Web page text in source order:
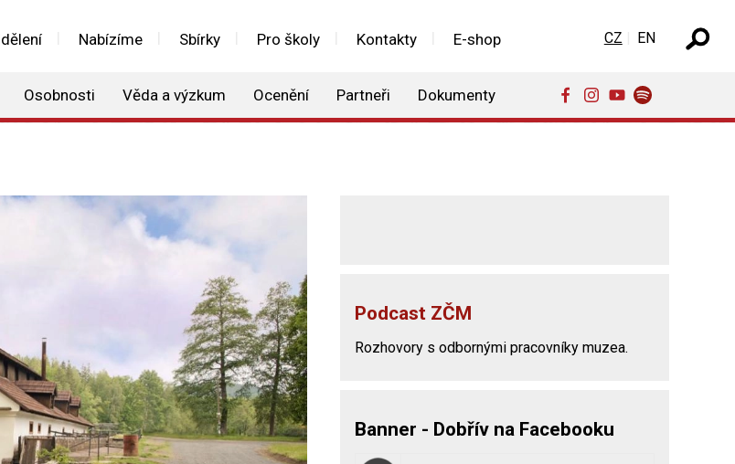
Nabízíme Sbírky Pro školy Kontakty E-shop
Osobnosti Věda a výzkum Ocenění Partneři Dokumenty
Zvolte jazyk
CZ EN
Podcast ZČM
Rozhovory s odbornými pracovníky muzea.
Banner - Dobřív na Facebooku